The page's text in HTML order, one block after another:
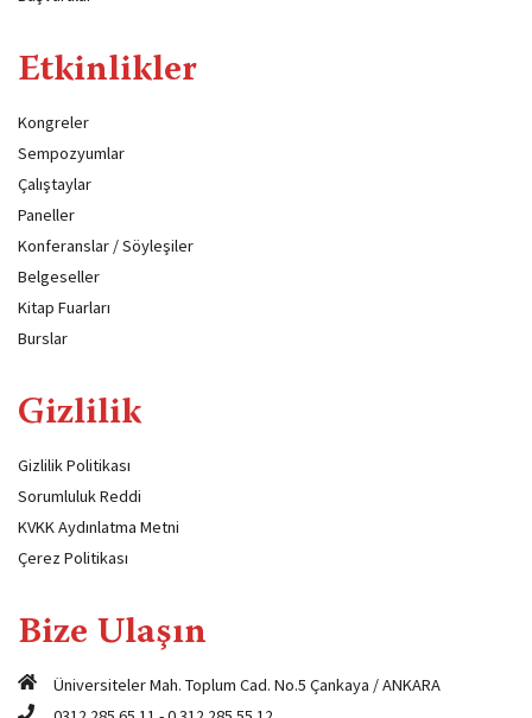
Etkinlikler
Kongreler
Sempozyumlar
Çalıştaylar
Paneller
Konferanslar / Söyleşiler
Belgeseller
Kitap Fuarları
Burslar
Gizlilik
Gizlilik Politikası
Sorumluluk Reddi
KVKK Aydınlatma Metni
Çerez Politikası
Bize Ulaşın
Üniversiteler Mah. Toplum Cad. No.5 Çankaya / ANKARA